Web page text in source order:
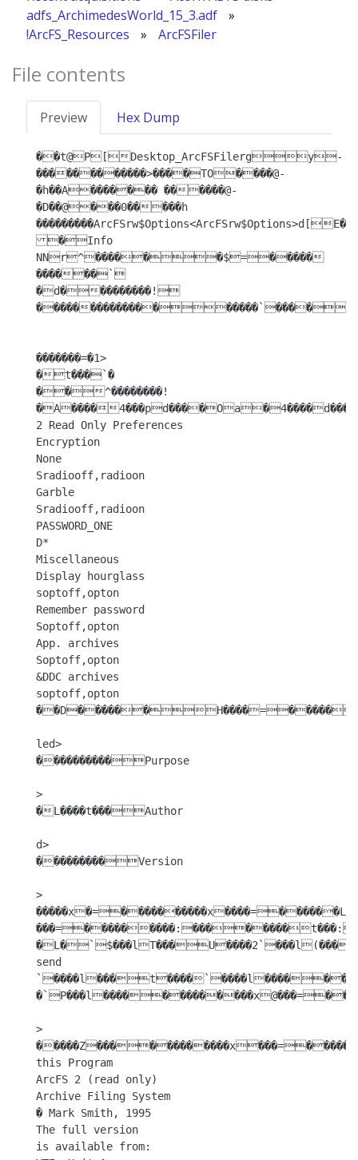
adfs_ArchimedesWorld_15_3.adf
»
!ArcFS_Resources
» ArcFSFiler
File contents
Preview Hex Dump
��t@P[Desktop_ArcFSFilergy-
������������>����TO����@-
�h��A������� ������@-
�D��@���0�����h
�Info
NNr^������$=�����
������`
�d���������!
�������������������`����^��������Password
�������=�1>
�t���`�
��^��������!
�A����
2 Read Only Preferences
Encryption
None
Sradiooff,radioon
Garble
Sradiooff,radioon
PASSWORD_ONE
D*
Miscellaneous
Display hourglass
soptoff,opton
Remember password
Soptoff,opton
App. archives
Soptoff,opton
&DDC archives
soptoff,opton
��D������H����=�����>������Name
led>
����������Purpose
>
�L����t���Author
d>
���������Version
>
���=���������:��������t���:���������<���Zl����������Z<�������
send
>
this Program
ArcFS 2 (read only)
Archive Filing System
� Mark Smith, 1995
The full version
is available from: